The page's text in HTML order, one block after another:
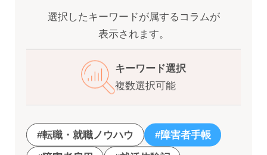
選択したキーワードが属するコラムが
表示されます。
キーワード選択
複数選択可能
#転職・就職ノウハウ #障害者手帳